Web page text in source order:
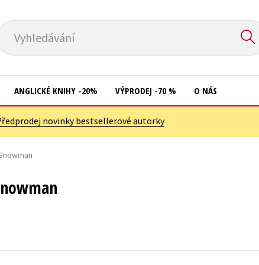
Vyhledávání
ANGLICKÉ KNIHY -20% VÝPRODEJ -70 % O NÁS
novinky bestsellerové autorky